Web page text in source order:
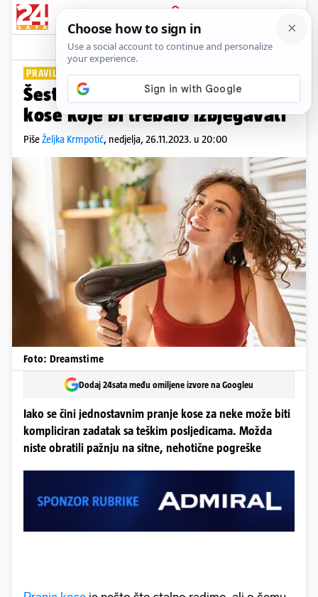
PRIJAVA
Lifestyle Komentari
PRAVILNA NJEGA
Šest najčešćih pogrešaka u njezi
kose koje bi trebalo izbjegavati
PišeŽeljka Krmpotić, nedjelja, 26.11.2023. u 20:00
Foto: Dreamstime
Dodaj 24sata među omiljene izvore na Googleu
Iako se čini jednostavnim pranje kose za neke može biti
kompliciran zadatak sa teškim posljedicama. Možda
niste obratili pažnju na sitne, nehotične pogreške